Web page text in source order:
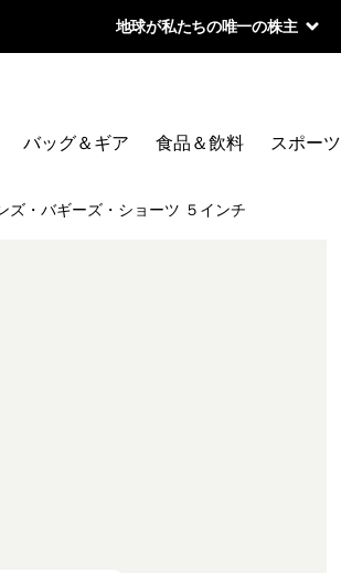
地球が私たちの唯一の株主
バッグ＆ギア 食品＆飲料 スポーツ
ズ・バギーズ・ショーツ ５インチ